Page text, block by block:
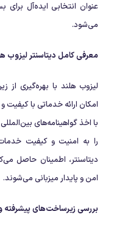
عنوان انتخابی ایده‌آل برای
می‌شود.
معرفی کامل دیتاسنتر لیزوب
لیزوب هلند با بهره‌گیری از
امکان ارائه خدماتی با کیفیت و
را به امنیت و کیفیت
دیتاسنتر، اطمینان حاصل
امن و پایدار میزبانی می‌شوند.
بررسی زیرساخت‌های پیشرفته